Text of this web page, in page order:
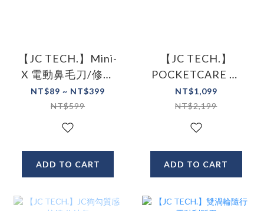
【JC TECH.】Mini-
X 電動鼻毛刀/修容
刀
NT$89 ~ NT$399
NT$599
ADD TO CART
【JC TECH.】
POCKETCARE 潔
淨便攜沖牙機 洗牙
機
NT$1,099
NT$2,199
ADD TO CART